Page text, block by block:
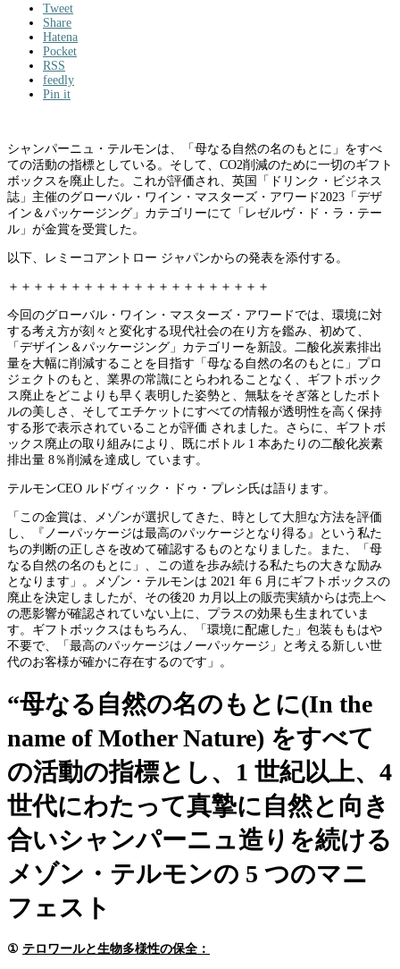
Tweet
Share
Hatena
Pocket
RSS
feedly
Pin it
シャンパーニュ・テルモンは、「母なる自然の名のもとに」をすべ
ての活動の指標としている。そして、CO2削減のために一切のギフト
ボックスを廃止した。これが評価され、英国「ドリンク・ビジネス
誌」主催のグローバル・ワイン・マスターズ・アワード2023「デザ
イン＆パッケージング」カテゴリーにて「レゼルヴ・ド・ラ・テー
ル」が金賞を受賞した。
以下、レミーコアントロー ジャパンからの発表を添付する。
＋＋＋＋＋＋＋＋＋＋＋＋＋＋＋＋＋＋＋＋＋
今回のグローバル・ワイン・マスターズ・アワードでは、環境に対
する考え方が刻々と変化する現代社会の在り方を鑑み、初めて、
「デザイン＆パッケージング」カテゴリーを新設。二酸化炭素排出
量を大幅に削減することを目指す「母なる自然の名のもとに」プロ
ジェクトのもと、業界の常識にとらわれることなく、ギフトボック
ス廃止をどこよりも早く表明した姿勢と、無駄をそぎ落としたボト
ルの美しさ、そしてエチケットにすべての情報が透明性を高く保持
する形で表示されていることが評価 されました。さらに、ギフトボ
ックス廃止の取り組みにより、既にボトル 1 本あたりの二酸化炭素
排出量 8％削減を達成し ています。
テルモンCEO ルドヴィック・ドゥ・プレシ氏は語ります。
「この金賞は、メゾンが選択してきた、時として大胆な方法を評価
し、『ノーパッケージは最高のパッケージとなり得る』という私た
ちの判断の正しさを改めて確認するものとなりました。また、「母
なる自然の名のもとに」、この道を歩み続ける私たちの大きな励み
となります」。メゾン・テルモンは 2021 年 6 月にギフトボックスの
廃止を決定しましたが、その後20 カ月以上の販売実績からは売上へ
の悪影響が確認されていない上に、プラスの効果も生まれていま
す。ギフトボックスはもちろん、「環境に配慮した」包装ももはや
不要で、「最高のパッケージはノーパッケージ」と考える新しい世
代のお客様が確かに存在するのです」。
“母なる自然の名のもとに(In the
name of Mother Nature) をすべて
の活動の指標とし、1 世紀以上、4
世代にわたって真摯に自然と向き
合いシャンパーニュ造りを続ける
メゾン・テルモンの 5 つのマニ
フェスト
① テロワールと生物多様性の保全：